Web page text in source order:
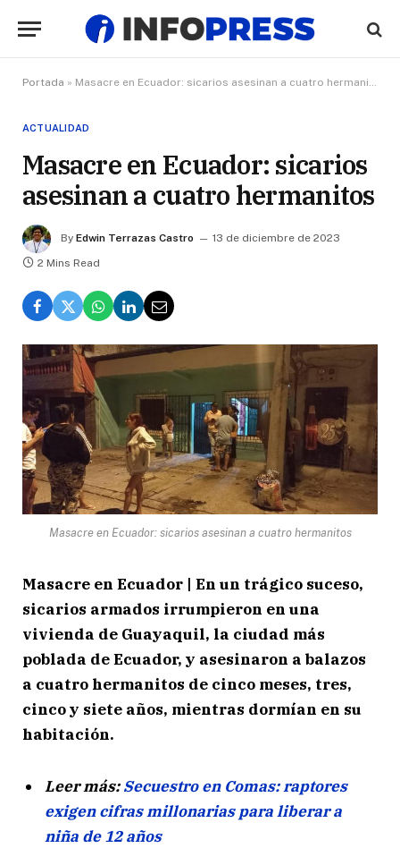
Portada » Masacre en Ecuador: sicarios asesinan a cuatro hermanitos
ACTUALIDAD
Masacre en Ecuador: sicarios
asesinan a cuatro hermanitos
By Edwin Terrazas Castro
13 de diciembre de 2023
2 Mins Read
Masacre en Ecuador: sicarios asesinan a cuatro hermanitos
Masacre en Ecuador | En un trágico suceso,
sicarios armados irrumpieron en una
vivienda de Guayaquil, la ciudad más
poblada de Ecuador, y asesinaron a balazos
a cuatro hermanitos de cinco meses, tres,
cinco y siete años, mientras dormían en su
habitación.
Leer más:Secuestro en Comas: raptores
exigen cifras millonarias para liberar a
niña de 12 años